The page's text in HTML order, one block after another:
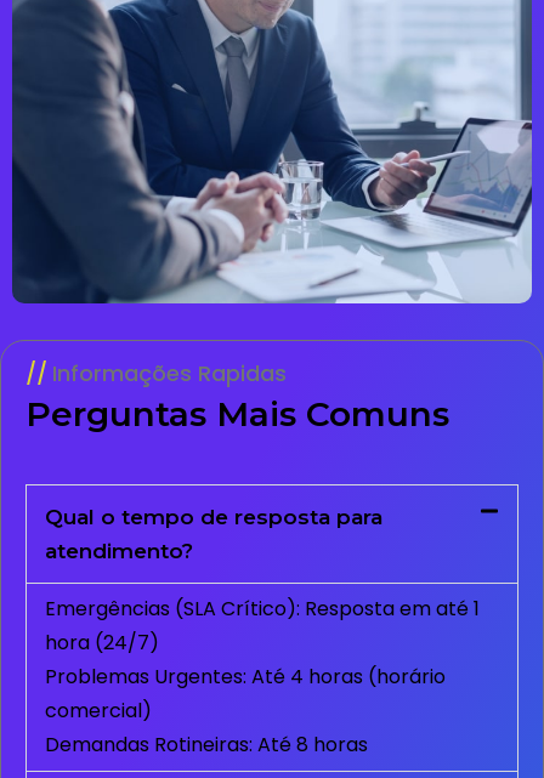
Informações Rapidas
Perguntas Mais Comuns
Qual o tempo de resposta para
atendimento?
Emergências (SLA Crítico): Resposta em até 1
hora (24/7)
Problemas Urgentes: Até 4 horas (horário
comercial)
Demandas Rotineiras: Até 8 horas